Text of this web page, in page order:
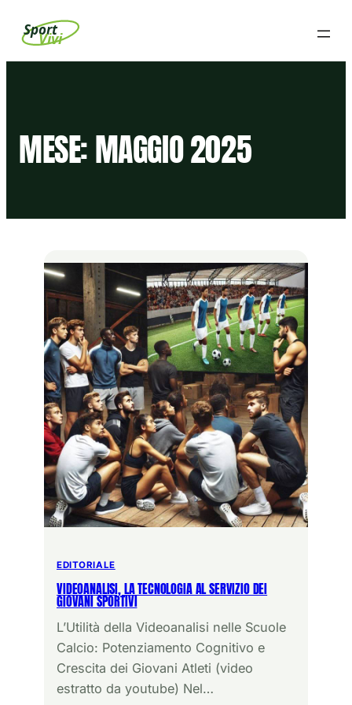
Sport
Vivi
MESE:MAGGIO 2025
EDITORIALE
VIDEOANALISI, LA TECNOLOGIA AL SERVIZIO DEI
GIOVANI SPORTIVI
L’Utilità della Videoanalisi nelle Scuole
Calcio: Potenziamento Cognitivo e
Crescita dei Giovani Atleti (video
estratto da youtube) Nel…